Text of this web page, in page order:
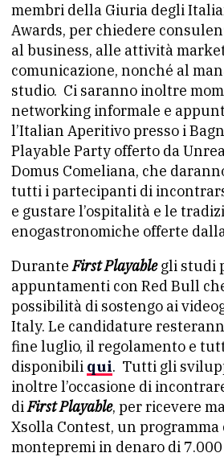
membri della Giuria degli
Awards, per chiedere
al business, alle attività
comunicazione, nonché al
studio. Ci saranno inoltre
networking informale e
l’Italian Aperitivo presso i
Playable Party offerto da
Domus Comeliana, che
tutti i partecipanti di
e gustare l’ospitalità e le
enogastronomiche offerte
DuranteFirst Playablegli studi
appuntamenti con Red Bull
possibilità di sostengo ai
Italy. Le candidature
fine luglio, il regolamento e
disponibili qui. Tutti gli
inoltre l’occasione di
diFirst Playable, per ricevere
Xsolla Contest, un
montepremi in denaro di